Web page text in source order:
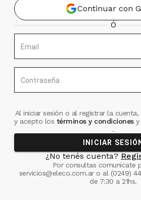
Continuar con
Ó
Email
Contraseña
Al iniciar sesión o al registrar la
y acepto los términos y condiciones y
.
INICIAR SESIÓN
¿No tenés cuenta?
Por consultas comunicate
servicios@eleco.com.aro al (0249)
de 7:30 a 21hs.